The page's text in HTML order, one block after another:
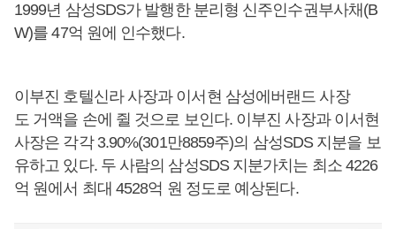
1999년 삼성SDS가 발행한 분리형 신주인수권부사채(B
W)를 47억 원에 인수했다.
이부진 호텔신라 사장과 이서현 삼성에버랜드 사장
도 거액을 손에 쥘 것으로 보인다. 이부진 사장과 이서현
사장은 각각 3.90%(301만8859주)의 삼성SDS 지분을 보
유하고 있다. 두 사람의 삼성SDS 지분가치는 최소 4226
억 원에서 최대 4528억 원 정도로 예상된다.